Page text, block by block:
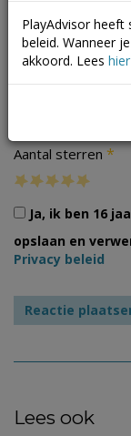
Aantal sterren *
Ja, ik ben 16
opslaan en
Privacy beleid
Lees ook
PlayAdvisor heeft
beleid. Wanneer
akkoord. Lees hier